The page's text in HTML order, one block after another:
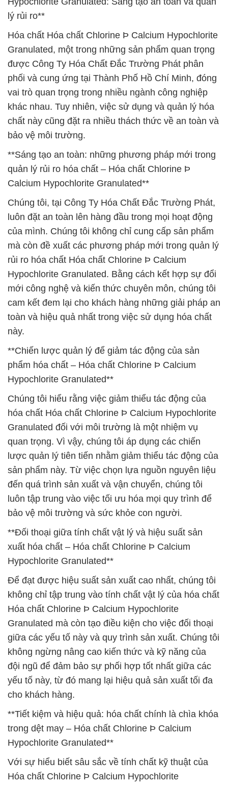
lý rủi ro**
Hóa chất Hóa chất Chlorine Þ Calcium Hypochlorite
Granulated, một trong những sản phẩm quan trọng
được Công Ty Hóa Chất Đắc Trường Phát phân
phối và cung ứng tại Thành Phố Hồ Chí Minh, đóng
vai trò quan trọng trong nhiều ngành công nghiệp
khác nhau. Tuy nhiên, việc sử dụng và quản lý hóa
chất này cũng đặt ra nhiều thách thức về an toàn và
bảo vệ môi trường.
**Sáng tạo an toàn: những phương pháp mới trong
quản lý rủi ro hóa chất – Hóa chất Chlorine Þ
Calcium Hypochlorite Granulated**
Chúng tôi, tại Công Ty Hóa Chất Đắc Trường Phát,
luôn đặt an toàn lên hàng đầu trong mọi hoạt động
của mình. Chúng tôi không chỉ cung cấp sản phẩm
mà còn đề xuất các phương pháp mới trong quản lý
rủi ro hóa chất Hóa chất Chlorine Þ Calcium
Hypochlorite Granulated. Bằng cách kết hợp sự đổi
mới công nghệ và kiến thức chuyên môn, chúng tôi
cam kết đem lại cho khách hàng những giải pháp an
toàn và hiệu quả nhất trong việc sử dụng hóa chất
này.
**Chiến lược quản lý để giảm tác động của sản
phẩm hóa chất – Hóa chất Chlorine Þ Calcium
Hypochlorite Granulated**
Chúng tôi hiểu rằng việc giảm thiểu tác động của
hóa chất Hóa chất Chlorine Þ Calcium Hypochlorite
Granulated đối với môi trường là một nhiệm vụ
quan trọng. Vì vậy, chúng tôi áp dụng các chiến
lược quản lý tiên tiến nhằm giảm thiểu tác động của
sản phẩm này. Từ việc chọn lựa nguồn nguyên liệu
đến quá trình sản xuất và vận chuyển, chúng tôi
luôn tập trung vào việc tối ưu hóa mọi quy trình để
bảo vệ môi trường và sức khỏe con người.
**Đối thoại giữa tính chất vật lý và hiệu suất sản
xuất hóa chất – Hóa chất Chlorine Þ Calcium
Hypochlorite Granulated**
Để đạt được hiệu suất sản xuất cao nhất, chúng tôi
không chỉ tập trung vào tính chất vật lý của hóa chất
Hóa chất Chlorine Þ Calcium Hypochlorite
Granulated mà còn tạo điều kiện cho việc đối thoại
giữa các yếu tố này và quy trình sản xuất. Chúng tôi
không ngừng nâng cao kiến thức và kỹ năng của
đội ngũ để đảm bảo sự phối hợp tốt nhất giữa các
yếu tố này, từ đó mang lại hiệu quả sản xuất tối đa
cho khách hàng.
**Tiết kiệm và hiệu quả: hóa chất chính là chìa khóa
trong dệt may – Hóa chất Chlorine Þ Calcium
Hypochlorite Granulated**
Với sự hiểu biết sâu sắc về tính chất kỹ thuật của
Hóa chất Chlorine Þ Calcium Hypochlorite